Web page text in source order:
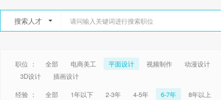
搜索人才
职位 ： 全部 电商美工 平面设计 视频制作
动漫设计
3D设计
插画设计
经验 ：
全部 1年以下 2-3年 4-5年 6-7年
8年以上